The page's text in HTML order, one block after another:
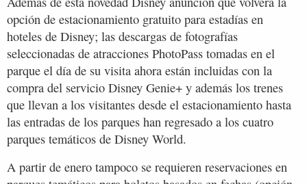
opción de estacionamiento gratuito para estadías en
hoteles de Disney; las descargas de fotografías
seleccionadas de atracciones PhotoPass tomadas en el
parque el día de su visita ahora están incluidas con la
compra del servicio Disney Genie+ y además los trenes
que llevan a los visitantes desde el estacionamiento hasta
las entradas de los parques han regresado a los cuatro
parques temáticos de Disney World.
A partir de enero tampoco se requieren reservaciones en